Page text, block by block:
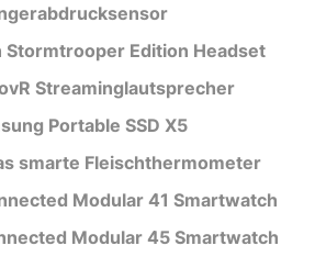
Stormtrooper Edition Headset
Streaminglautsprecher
Portable SSD X5
smarte Fleischthermometer
Modular 41 Smartwatch
Modular 45 Smartwatch